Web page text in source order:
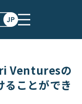
Venturesの
ることができ